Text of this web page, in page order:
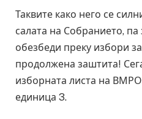
Таквите како него се
салата на Собранието,
обезбеди преку избори
продолжена заштита!
изборната листа на
единица 3.